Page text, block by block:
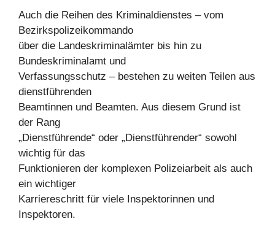
Auch die Reihen des Kriminaldienstes – vom
Bezirkspolizeikommando
über die Landeskriminalämter bis hin zu
Bundeskriminalamt und
Verfassungsschutz – bestehen zu weiten Teilen aus
dienstführenden
Beamtinnen und Beamten. Aus diesem Grund ist
der Rang
„Dienstführende“ oder „Dienstführender“ sowohl
wichtig für das
Funktionieren der komplexen Polizeiarbeit als auch
ein wichtiger
Karriereschritt für viele Inspektorinnen und
Inspektoren.